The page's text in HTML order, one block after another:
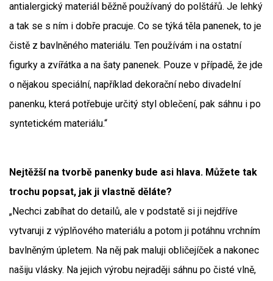
antialergický materiál běžně používaný do polštářů. Je lehký
a tak se s ním i dobře pracuje. Co se týká těla panenek, to je
čistě z bavlněného materiálu. Ten používám i na ostatní
figurky a zvířátka a na šaty panenek. Pouze v případě, že jde
o nějakou speciální, například dekorační nebo divadelní
panenku, která potřebuje určitý styl oblečení, pak sáhnu i po
syntetickém materiálu.“
Nejtěžší na tvorbě panenky bude asi hlava. Můžete tak
trochu popsat, jak ji vlastně děláte?
„Nechci zabíhat do detailů, ale v podstatě si ji nejdříve
vytvaruji z výplňového materiálu a potom ji potáhnu vrchním
bavlněným úpletem. Na něj pak maluji obličejíček a nakonec
našiju vlásky. Na jejich výrobu nejraději sáhnu po čisté vlně,